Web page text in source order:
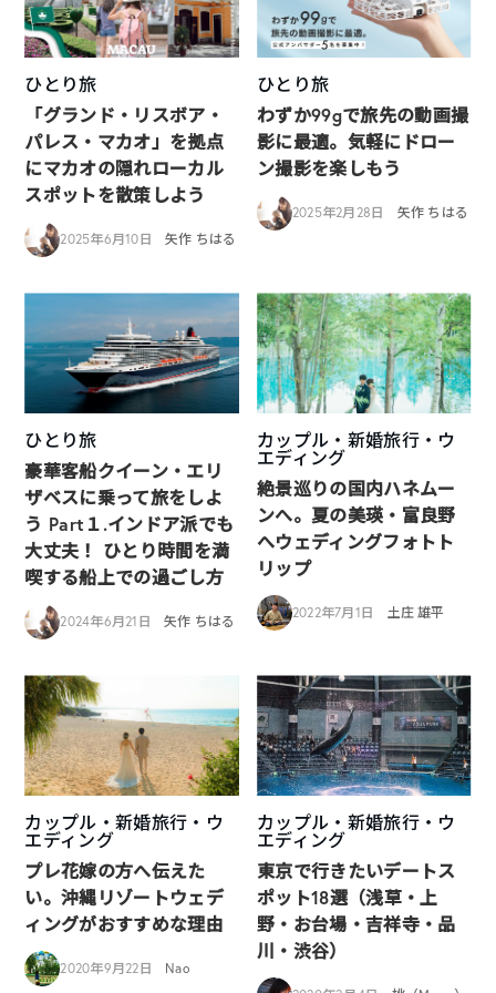
ひとり旅
「グランド・リスボア・
パレス・マカオ」を拠点
にマカオの隠れローカル
スポットを散策しよう
2025年6月10日 矢作 ちはる
ひとり旅
わずか99gで旅先の動画撮
影に最適。気軽にドロー
ン撮影を楽しもう
2025年2月28日 矢作 ちはる
ひとり旅
豪華客船クイーン・エリ
ザベスに乗って旅をしよ
う Part１.インドア派でも
大丈夫！ ひとり時間を満
喫する船上での過ごし方
2024年6月21日 矢作 ちはる
カップル・新婚旅行・ウ
エディング
絶景巡りの国内ハネムー
ンへ。夏の美瑛・富良野
へウェディングフォトト
リップ
2022年7月1日 土庄 雄平
カップル・新婚旅行・ウ
エディング
プレ花嫁の方へ伝えた
い。沖縄リゾートウェデ
ィングがおすすめな理由
2020年9月22日 Nao
カップル・新婚旅行・ウ
エディング
東京で行きたいデートス
ポット18選（浅草・上
野・お台場・吉祥寺・品
川・渋谷）